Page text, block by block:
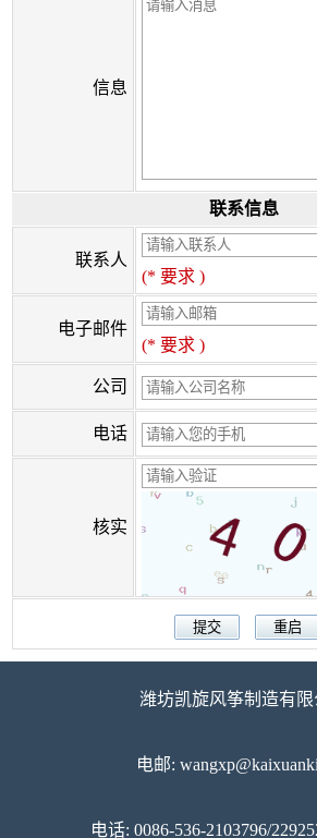
信息
联系信息
联系人
(* 要求 )
电子邮件
(* 要求 )
公司
电话
核实
潍坊凯旋风筝制造有限
电邮:
电话: 0086-536-2103796/